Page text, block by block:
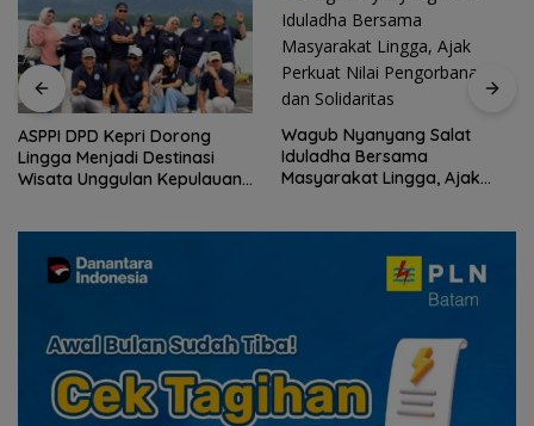
ASPPI DPD Kepri Dorong
Lingga Menjadi Destinasi
Wisata Unggulan Kepulauan
Wagub Nyanyang Salat
Iduladha Bersama
Masyarakat Lingga, Ajak